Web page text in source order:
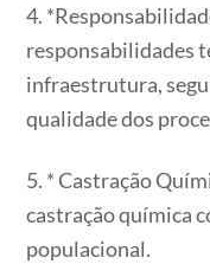
4.
responsabilidades
infraestrutura,
qualidade dos
5. * Castração
castração química
populacional.